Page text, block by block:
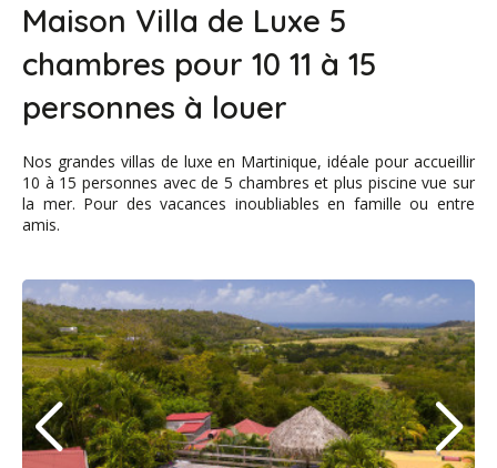
Maison Villa de Luxe 5
chambres pour 10 11 à 15
personnes à louer
Nos grandes villas de luxe en Martinique, idéale pour accueillir
10 à 15 personnes avec de 5 chambres et plus piscine vue sur
la mer. Pour des vacances inoubliables en famille ou entre
amis.